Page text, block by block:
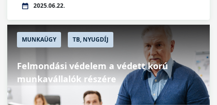
2025.06.22.
MUNKAÜGY TB, NYUGDÍJ
Felmondási védelem a védett korú
munkavállalók részére